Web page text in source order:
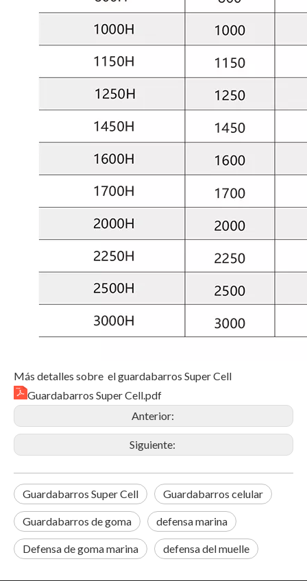
Más detalles sobre el guardabarros Super Cell
Guardabarros Super Cell.pdf
Anterior:
Siguiente:
Guardabarros Super Cell Guardabarros celular
Guardabarros de goma defensa marina
Defensa de goma marina defensa del muelle